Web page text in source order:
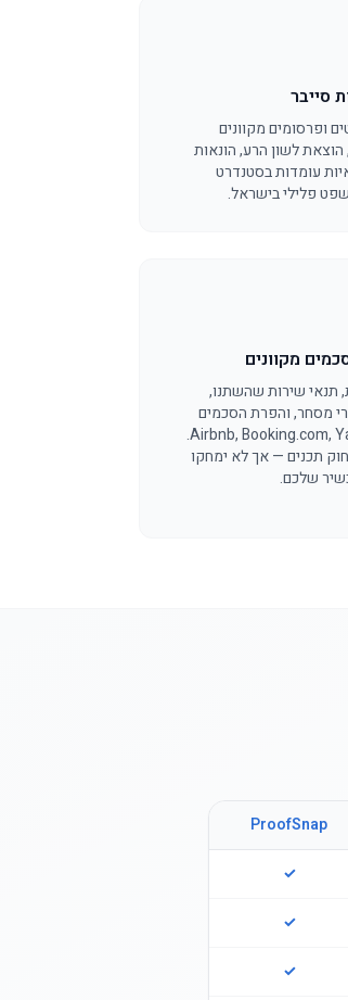
סייבר
ופרסומים מקוונים
לשון הרע, הונאות
עומדות בסטנדרט
פלילי בישראל.
מקוונים
תנאי שירות שהשתנו,
מסחר, והפרת הסכמים
בכלכלת השיתוף — ‎Airbnb‎, ‎Booking.com‎, ‎Yad2‎.
תכנים — אך לא ימחקו
שלכם.
ProofSnap
✓
✓
✓